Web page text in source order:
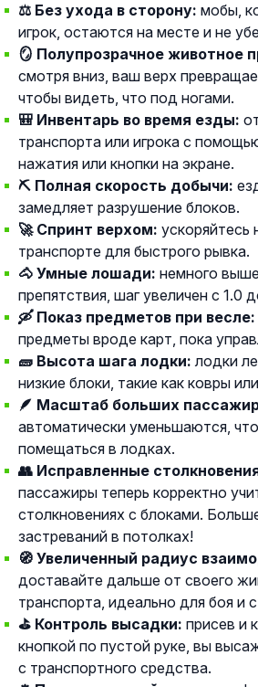
⚖️ Без ухода в сторону: мобы,
игрок, остаются на месте и не
🪞 Полупрозрачное животное
смотря вниз, ваш верх
чтобы видеть, что под ногами.
🎒 Инвентарь во время езды:
транспорта или игрока с
нажатия или кнопки на экране.
⛏️ Полная скорость добычи:
замедляет разрушение блоков.
🚀 Спринт верхом:
транспорте для быстрого рывка.
🐴 Умные лошади: немного
препятствия, шаг увеличен с 1.0
🛶 Показ предметов при весле:
предметы вроде карт, пока
🧱 Высота шага лодки: лодки
низкие блоки, такие как ковры
🪶 Масштаб больших
автоматически уменьшаются,
помещаться в лодках.
👥 Исправленные
пассажиры теперь корректно
столкновениях с блоками.
застреваний в потолках!
🧭 Увеличенный радиус
доставайте дальше от своего
транспорта, идеально для боя и
⛳ Контроль высадки: присев и
кнопкой по пустой руке, вы
с транспортного средства.